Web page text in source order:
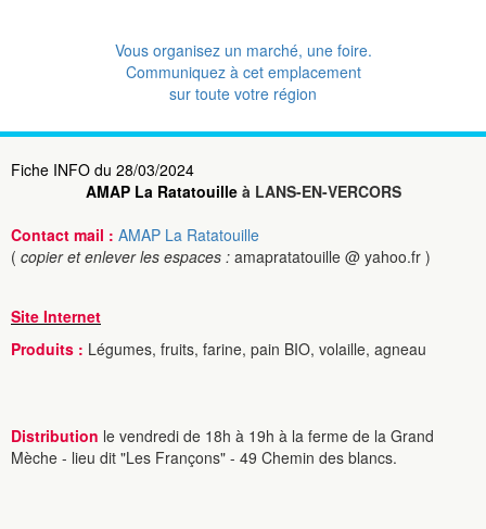
Vous organisez un marché, une foire.
Communiquez à cet emplacement
sur toute votre région
Fiche INFO du 28/03/2024
AMAP La Ratatouilleà LANS-EN-VERCORS
Contact mail : AMAP La Ratatouille
( copier et enlever les espaces : amapratatouille @ yahoo.fr )
Site Internet
Produits : Légumes, fruits, farine, pain BIO, volaille, agneau
Distribution le vendredi de 18h à 19h à la ferme de la Grand
Mèche - lieu dit "Les Françons" - 49 Chemin des blancs.